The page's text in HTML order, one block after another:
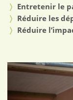
Entretenir le
Réduire les
Réduire